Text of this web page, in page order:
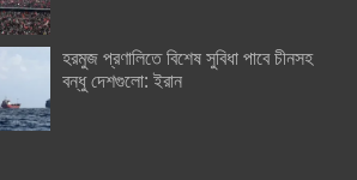
হরমুজ প্রণালিতে বিশেষ সুবিধা পাবে চীনসহ
বন্ধু দেশগুলো: ইরান